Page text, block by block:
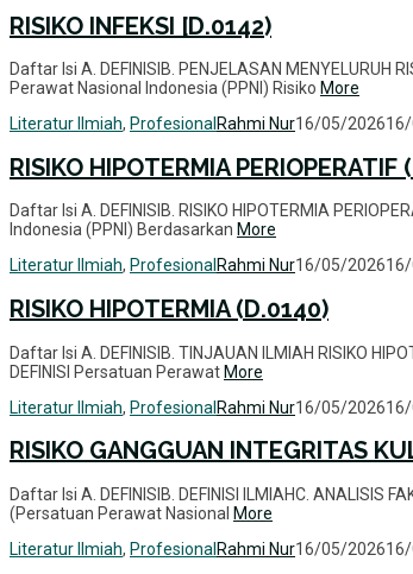
RISIKO INFEKSI [D.0142)
Daftar Isi A. DEFINISIB. PENJELASAN MENYELURUH
Perawat Nasional Indonesia (PPNI) Risiko More
Literatur Ilmiah, Profesional Rahmi Nur16/05/2026
RISIKO HIPOTERMIA PERIOPERATIF
Daftar Isi A. DEFINISIB. RISIKO HIPOTERMIA
Indonesia (PPNI) Berdasarkan More
Literatur Ilmiah, Profesional Rahmi Nur16/05/2026
RISIKO HIPOTERMIA (D.0140)
Daftar Isi A. DEFINISIB. TINJAUAN ILMIAH RISIKO
DEFINISI Persatuan PerawatMore
Literatur Ilmiah, ProfesionalRahmi Nur16/05/2026
RISIKO GANGGUAN INTEGRITAS
Daftar Isi A. DEFINISIB. DEFINISI ILMIAHC. ANALISIS
(Persatuan Perawat Nasional More
Literatur Ilmiah, Profesional Rahmi Nur16/05/2026